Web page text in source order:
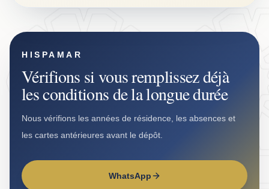
HISPAMAR
Vérifions si vous remplissez déjà
les conditions de la longue durée
Nous vérifions les années de résidence, les absences et
les cartes antérieures avant le dépôt.
WhatsApp